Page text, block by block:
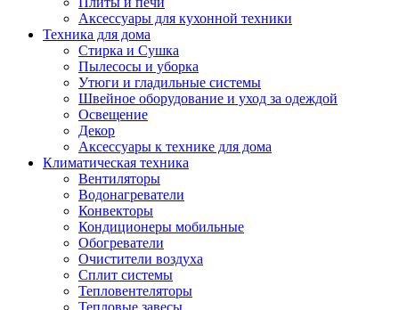
Аксессуары для кухонной техники
Техника для дома
Стирка и Сушка
Пылесосы и уборка
Утюги и гладильные системы
Швейное оборудование и уход за одеждой
Освещение
Декор
Аксессуары к технике для дома
Климатическая техника
Вентиляторы
Водонагреватели
Конвекторы
Кондиционеры мобильные
Обогреватели
Очистители воздуха
Сплит системы
Тепловентеляторы
Тепловые завесы